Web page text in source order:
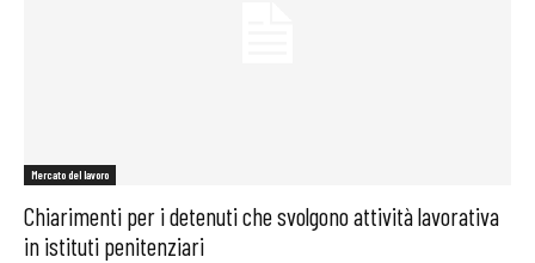
Mercato del lavoro
Chiarimenti per i detenuti che svolgono attività lavorativa
in istituti penitenziari